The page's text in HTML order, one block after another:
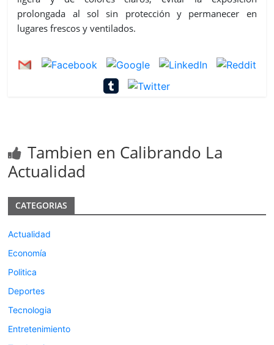
prolongada al sol sin protección y permanecer en
lugares frescos y ventilados.
Tambien en Calibrando La
Actualidad
CATEGORIAS
Actualidad
Economía
Politica
Deportes
Tecnologia
Entretenimiento